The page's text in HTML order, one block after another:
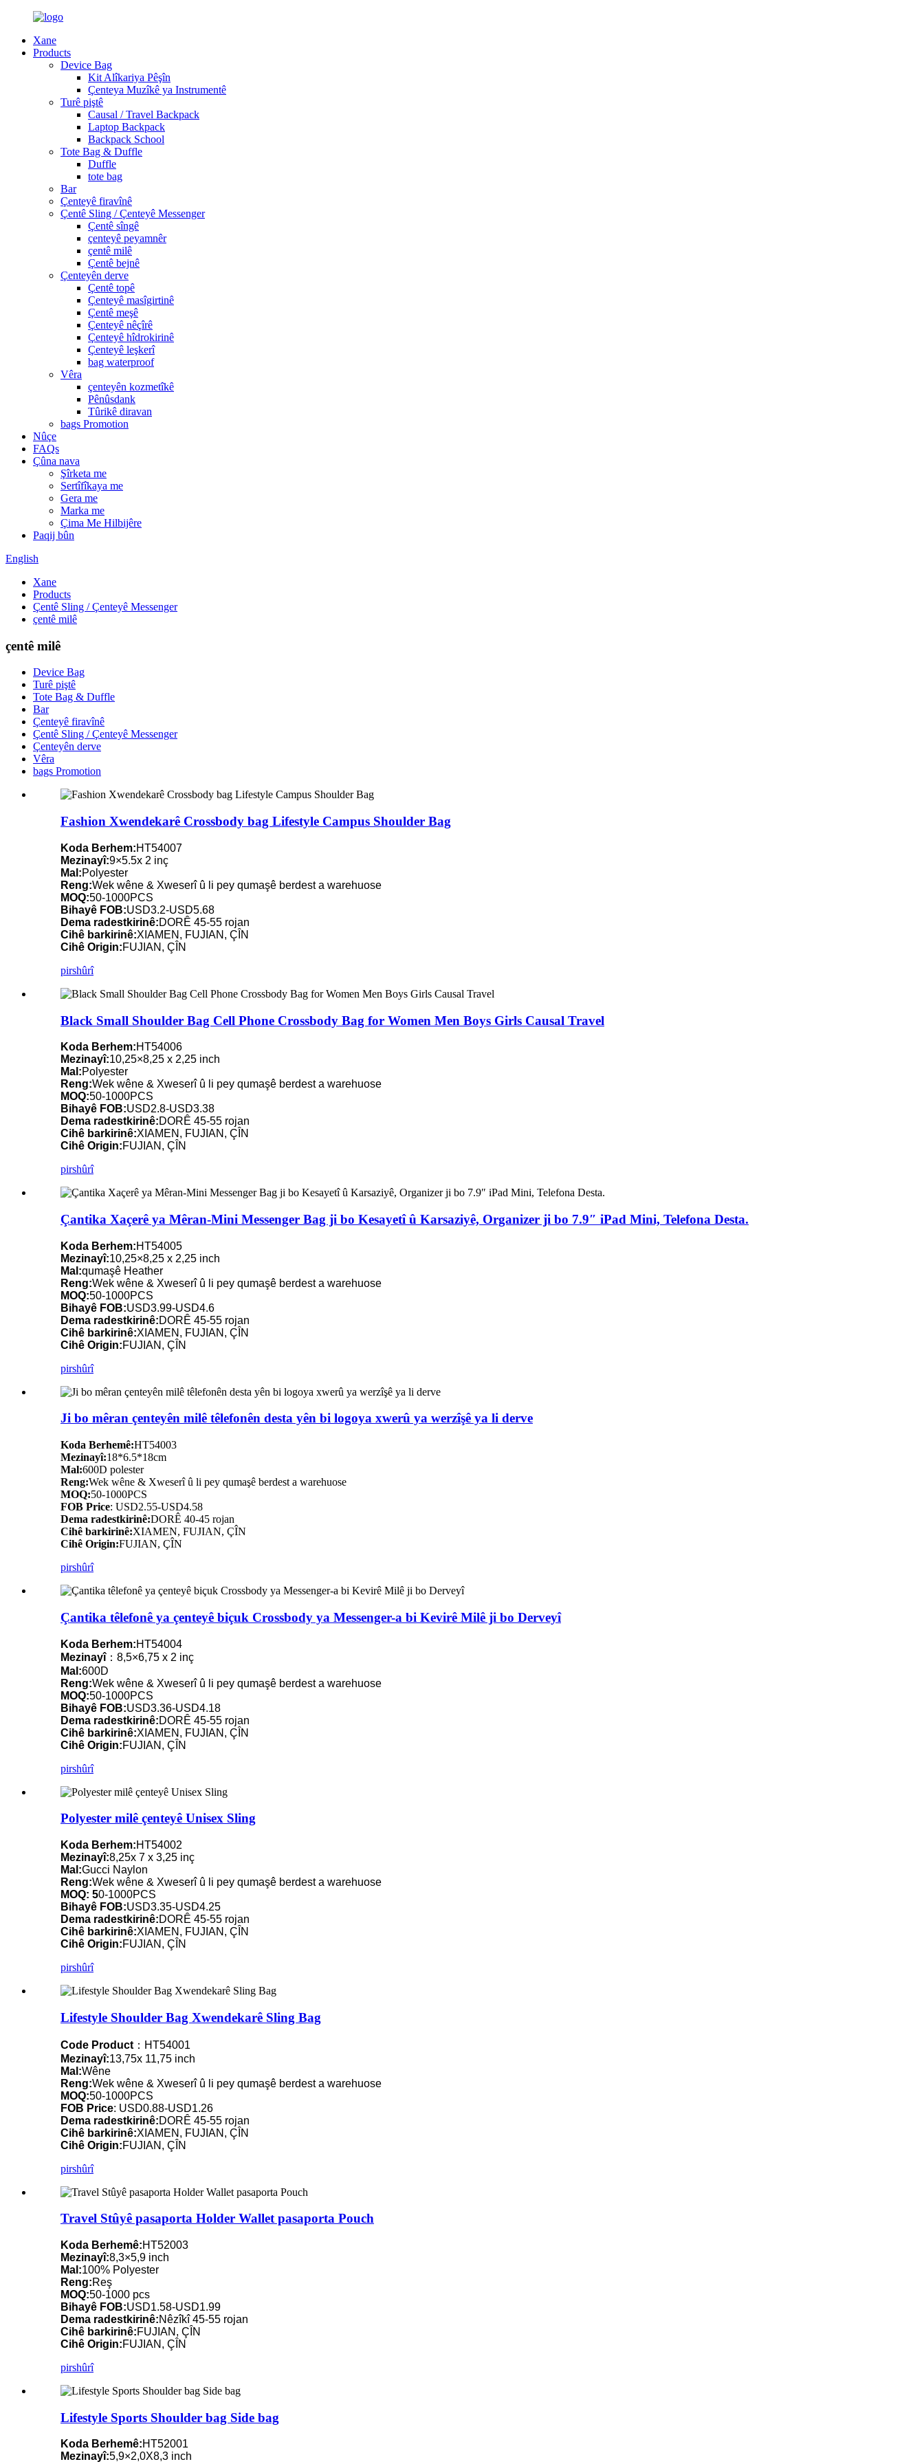
Xane
Products
Device Bag
Kit Alîkariya Pêşîn
Çenteya Muzîkê ya Instrumentê
Turê piştê
Causal / Travel Backpack
Laptop Backpack
Backpack School
Tote Bag & Duffle
Duffle
tote bag
Bar
Çenteyê firavînê
Çentê Sling / Çenteyê Messenger
Çentê sîngê
çenteyê peyamnêr
çentê milê
Çentê bejnê
Çenteyên derve
Çentê topê
Çenteyê masîgirtinê
Çentê meşê
Çenteyê nêçîrê
Çenteyê hîdrokirinê
Çenteyê leşkerî
bag waterproof
Vêra
çenteyên kozmetîkê
Pênûsdank
Tûrikê diravan
bags Promotion
Nûçe
FAQs
Çûna nava
Şîrketa me
Sertîfîkaya me
Gera me
Marka me
Çima Me Hilbijêre
Paqij bûn
English
Xane
Products
Çentê Sling / Çenteyê Messenger
çentê milê
çentê milê
Device Bag
Turê piştê
Tote Bag & Duffle
Bar
Çenteyê firavînê
Çentê Sling / Çenteyê Messenger
Çenteyên derve
Vêra
bags Promotion
Fashion Xwendekarê Crossbody bag Lifestyle Campus Shoulder Bag
Koda Berhem:HT54007
Mezinayî:9×5.5x 2 inç
Mal:Polyester
Reng:Wek wêne & Xweserî û li pey qumaşê berdest a warehuose
MOQ:50-1000PCS
Bihayê FOB:USD3.2-USD5.68
Dema radestkirinê:DORÊ 45-55 rojan
Cihê barkirinê:XIAMEN, FUJIAN, ÇÎN
Cihê Origin:FUJIAN, ÇÎN
pirshûrî
Black Small Shoulder Bag Cell Phone Crossbody Bag for Women Men Boys Girls Causal Travel
Koda Berhem:HT54006
Mezinayî:10,25×8,25 x 2,25 inch
Mal:Polyester
Reng:Wek wêne & Xweserî û li pey qumaşê berdest a warehuose
MOQ:50-1000PCS
Bihayê FOB:USD2.8-USD3.38
Dema radestkirinê:DORÊ 45-55 rojan
Cihê barkirinê:XIAMEN, FUJIAN, ÇÎN
Cihê Origin:FUJIAN, ÇÎN
pirshûrî
Çantika Xaçerê ya Mêran-Mini Messenger Bag ji bo Kesayetî û Karsaziyê, Organizer ji bo 7.9″ iPad Mini, Telefona Desta.
Koda Berhem:HT54005
Mezinayî:10,25×8,25 x 2,25 inch
Mal:qumaşê Heather
Reng:Wek wêne & Xweserî û li pey qumaşê berdest a warehuose
MOQ:50-1000PCS
Bihayê FOB:USD3.99-USD4.6
Dema radestkirinê:DORÊ 45-55 rojan
Cihê barkirinê:XIAMEN, FUJIAN, ÇÎN
Cihê Origin:FUJIAN, ÇÎN
pirshûrî
Ji bo mêran çenteyên milê têlefonên desta yên bi logoya xwerû ya werzîşê ya li derve
Koda Berhemê:HT54003
Mezinayî:18*6.5*18cm
Mal:600D polester
Reng:Wek wêne & Xweserî û li pey qumaşê berdest a warehuose
MOQ:50-1000PCS
FOB Price: USD2.55-USD4.58
Dema radestkirinê:DORÊ 40-45 rojan
Cihê barkirinê:XIAMEN, FUJIAN, ÇÎN
Cihê Origin:FUJIAN, ÇÎN
pirshûrî
Çantika têlefonê ya çenteyê biçuk Crossbody ya Messenger-a bi Kevirê Milê ji bo Derveyî
Koda Berhem:HT54004
Mezinayî：8,5×6,75 x 2 inç
Mal:600D
Reng:Wek wêne & Xweserî û li pey qumaşê berdest a warehuose
MOQ:50-1000PCS
Bihayê FOB:USD3.36-USD4.18
Dema radestkirinê:DORÊ 45-55 rojan
Cihê barkirinê:XIAMEN, FUJIAN, ÇÎN
Cihê Origin:FUJIAN, ÇÎN
pirshûrî
Polyester milê çenteyê Unisex Sling
Koda Berhem:HT54002
Mezinayî:8,25x 7 x 3,25 inç
Mal:Gucci Naylon
Reng:Wek wêne & Xweserî û li pey qumaşê berdest a warehuose
MOQ: 50-1000PCS
Bihayê FOB:USD3.35-USD4.25
Dema radestkirinê:DORÊ 45-55 rojan
Cihê barkirinê:XIAMEN, FUJIAN, ÇÎN
Cihê Origin:FUJIAN, ÇÎN
pirshûrî
Lifestyle Shoulder Bag Xwendekarê Sling Bag
Code Product ：HT54001
Mezinayî:13,75x 11,75 inch
Mal:Wêne
Reng:Wek wêne & Xweserî û li pey qumaşê berdest a warehuose
MOQ:50-1000PCS
FOB Price: USD0.88-USD1.26
Dema radestkirinê:DORÊ 45-55 rojan
Cihê barkirinê:XIAMEN, FUJIAN, ÇÎN
Cihê Origin:FUJIAN, ÇÎN
pirshûrî
Travel Stûyê pasaporta Holder Wallet pasaporta Pouch
Koda Berhemê:HT52003
Mezinayî:8,3×5,9 inch
Mal:100% Polyester
Reng:Reş
MOQ:50-1000 pcs
Bihayê FOB:USD1.58-USD1.99
Dema radestkirinê:Nêzîkî 45-55 rojan
Cihê barkirinê:FUJIAN, ÇÎN
Cihê Origin:FUJIAN, ÇÎN
pirshûrî
Lifestyle Sports Shoulder bag Side bag
Koda Berhemê:HT52001
Mezinayî:5,9×2,0X8,3 inch